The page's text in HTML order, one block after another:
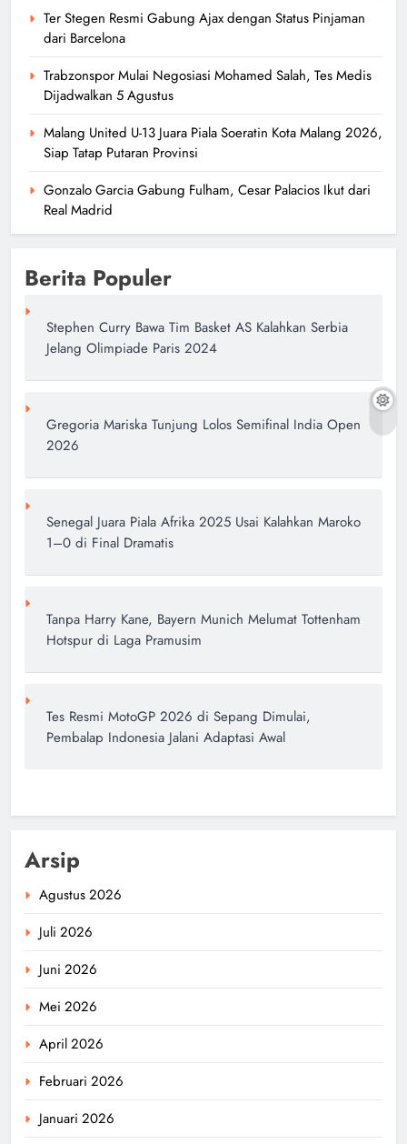
Ter Stegen Resmi Gabung Ajax dengan Status Pinjaman
dari Barcelona
Trabzonspor Mulai Negosiasi Mohamed Salah, Tes Medis
Dijadwalkan 5 Agustus
Malang United U-13 Juara Piala Soeratin Kota Malang 2026,
Siap Tatap Putaran Provinsi
Gonzalo Garcia Gabung Fulham, Cesar Palacios Ikut dari
Real Madrid
Berita Populer
Stephen Curry Bawa Tim Basket AS Kalahkan Serbia
Jelang Olimpiade Paris 2024
Gregoria Mariska Tunjung Lolos Semifinal India Open
2026
Senegal Juara Piala Afrika 2025 Usai Kalahkan Maroko
1–0 di Final Dramatis
Tanpa Harry Kane, Bayern Munich Melumat Tottenham
Hotspur di Laga Pramusim
Tes Resmi MotoGP 2026 di Sepang Dimulai,
Pembalap Indonesia Jalani Adaptasi Awal
Arsip
Agustus 2026
Juli 2026
Juni 2026
Mei 2026
April 2026
Februari 2026
Januari 2026